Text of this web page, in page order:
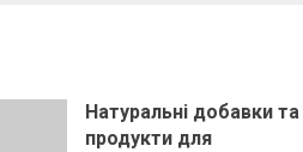
Натуральні добавки та
продукти для